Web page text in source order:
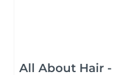
All About Hair -